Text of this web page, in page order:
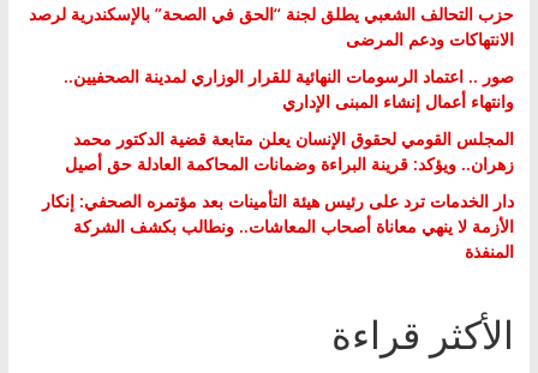
حزب التحالف الشعبي يطلق لجنة “الحق في الصحة” بالإسكندرية لرصد
الانتهاكات ودعم المرضى
صور .. اعتماد الرسومات النهائية للقرار الوزاري لمدينة الصحفيين..
وانتهاء أعمال إنشاء المبنى الإداري
المجلس القومي لحقوق الإنسان يعلن متابعة قضية الدكتور محمد
زهران.. ويؤكد: قرينة البراءة وضمانات المحاكمة العادلة حق أصيل
دار الخدمات ترد على رئيس هيئة التأمينات بعد مؤتمره الصحفي: إنكار
الأزمة لا ينهي معاناة أصحاب المعاشات.. ونطالب بكشف الشركة
المنفذة
الأكثر قراءة